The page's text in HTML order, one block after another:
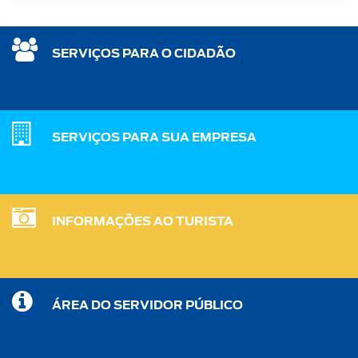
SERVIÇOS PARA O CIDADÃO
SERVIÇOS PARA SUA EMPRESA
INFORMAÇÕES AO TURISTA
ÁREA DO SERVIDOR PÚBLICO